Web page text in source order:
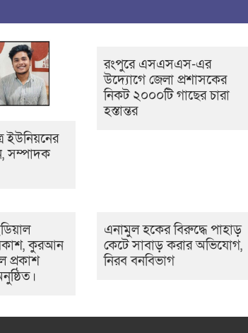
ইউনিয়নের
সম্পাদক
রংপুরে এসএসএস-এর
উদ্যোগে জেলা প্রশাসকের
নিকট ২০০০টি গাছের চারা
হস্তান্তর
কুরআন
প্রকাশ
এনামুল হকের বিরুদ্ধে পাহাড়
কেটে সাবাড় করার অভিযোগ,
নিরব বনবিভাগ